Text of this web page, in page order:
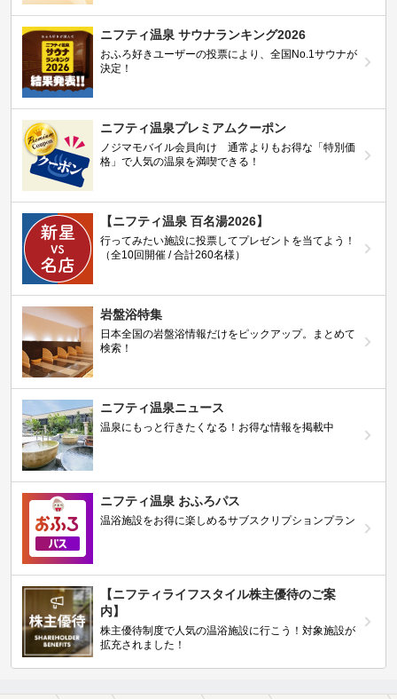
ニフティ温泉 サウナランキング2026
おふろ好きユーザーの投票により、全国No.1サウナが
決定！
ニフティ温泉プレミアムクーポン
ノジマモバイル会員向け 通常よりもお得な「特別価
格」で人気の温泉を満喫できる！
【ニフティ温泉 百名湯2026】
行ってみたい施設に投票してプレゼントを当てよう！
（全10回開催 / 合計260名様）
岩盤浴特集
日本全国の岩盤浴情報だけをピックアップ。まとめて
検索！
ニフティ温泉ニュース
温泉にもっと行きたくなる！お得な情報を掲載中
ニフティ温泉 おふろパス
温浴施設をお得に楽しめるサブスクリプションプラン
【ニフティライフスタイル株主優待のご案
内】
株主優待制度で人気の温浴施設に行こう！対象施設が
拡充されました！